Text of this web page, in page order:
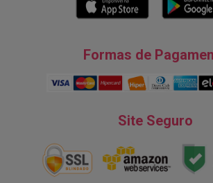
Formas de
Site Seguro